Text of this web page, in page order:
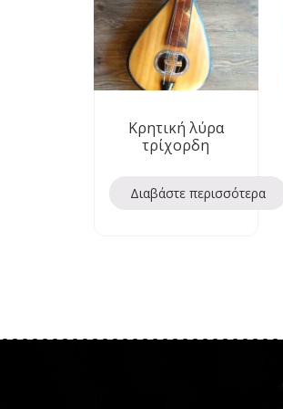
Κρητική λύρα
τρίχορδη
Διαβάστε περισσότερα